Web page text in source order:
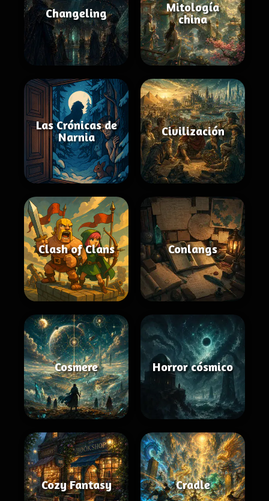
Changeling
Mitología
china
Las Crónicas de
Narnia
Civilización
Clash of Clans Conlangs
Cosmere Horror cósmico
Cozy Fantasy Cradle